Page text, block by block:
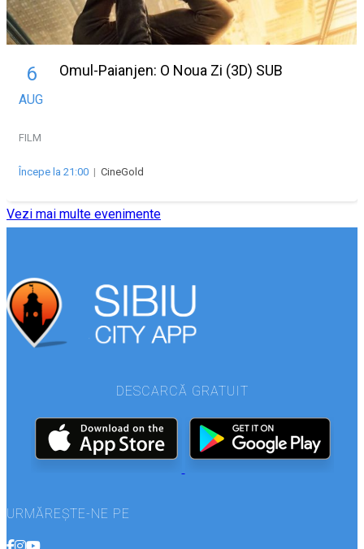
6
AUG
Omul-Paianjen: O Noua Zi (3D) SUB
FILM
Începe la 21:00 | CineGold
Vezi mai multe evenimente
DESCARCĂ GRATUIT
URMĂREȘTE-NE PE